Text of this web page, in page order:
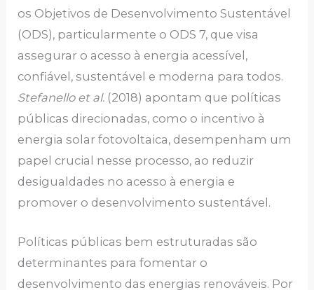
os Objetivos de Desenvolvimento Sustentável
(ODS), particularmente o ODS 7, que visa
assegurar o acesso à energia acessível,
confiável, sustentável e moderna para todos.
Stefanello et al. (2018) apontam que políticas
públicas direcionadas, como o incentivo à
energia solar fotovoltaica, desempenham um
papel crucial nesse processo, ao reduzir
desigualdades no acesso à energia e
promover o desenvolvimento sustentável.
Políticas públicas bem estruturadas são
determinantes para fomentar o
desenvolvimento das energias renováveis. Por